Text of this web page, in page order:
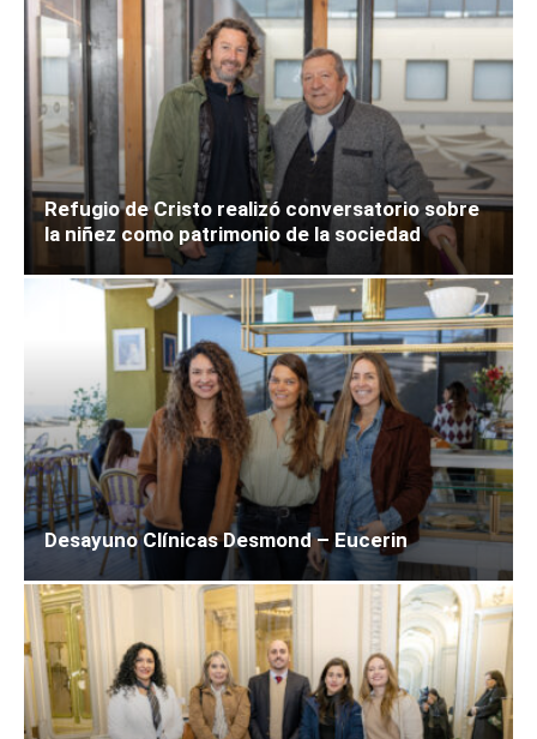
Refugio de Cristo realizó conversatorio sobre
la niñez como patrimonio de la sociedad
Desayuno Clínicas Desmond – Eucerin